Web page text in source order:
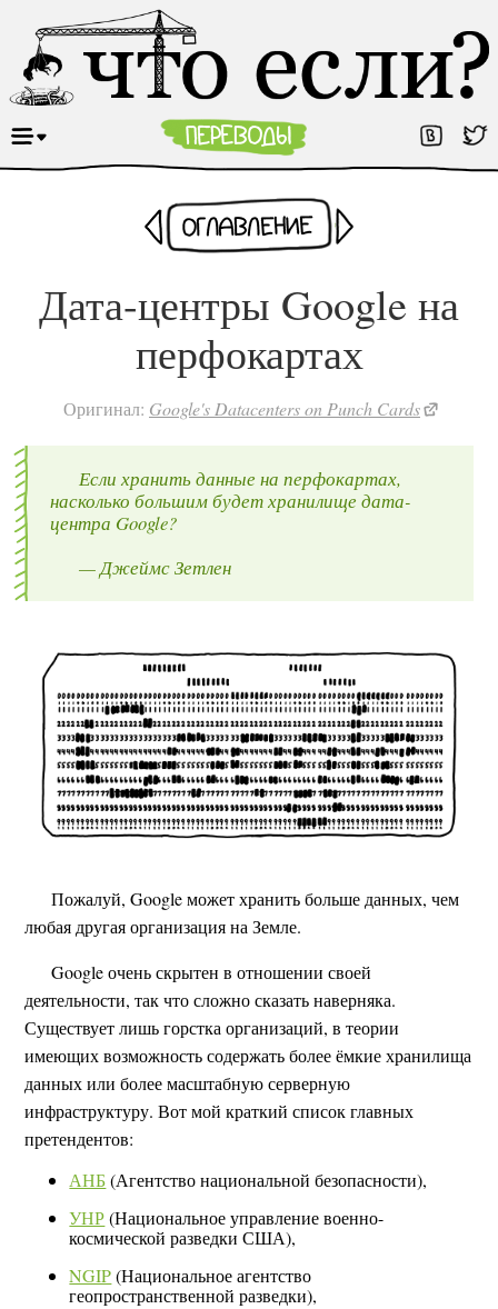
Дата-центры Google на
перфокартах
Оригинал: Google's Datacenters on Punch Cards
Если хранить данные на перфокартах,
насколько большим будет хранилище дата-
центра Google?
— Джеймс Зетлен
Пожалуй, Google может хранить больше данных, чем
любая другая организация на Земле.
Google очень скрытен в отношении своей
деятельности, так что сложно сказать наверняка.
Существует лишь горстка организаций, в теории
имеющих возможность содержать более ёмкие хранилища
данных или более масштабную серверную
инфраструктуру. Вот мой краткий список главных
претендентов:
АНБ(Агентство национальной безопасности),
УНР(Национальное управление военно-
космической разведки США),
NGIP(Национальное агентство
геопространственной разведки),